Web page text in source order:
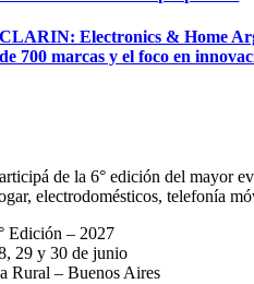
CLARIN: Electronics & Home
de 700 marcas y el foco en
de la 6° edición del mayor
electrodomésticos, telefonía
Edición – 2027
29 y 30 de junio
Rural – Buenos Aires